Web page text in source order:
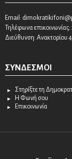
Email:
Τηλέφωνα
Διεύθυνση: Ανακτορίου
ΣΎΝΔΕΣΜΟΙ
Στηρίξτε τη
Η Φωνή σου
Επικοινωνία